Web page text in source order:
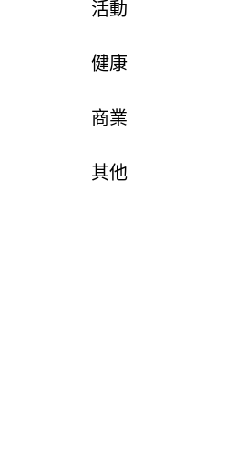
活動
健康
商業
其他